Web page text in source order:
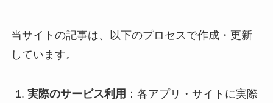
当サイトの記事は、以下のプロセスで作成・更新
しています。
実際のサービス利用 ：各アプリ・サイトに実際